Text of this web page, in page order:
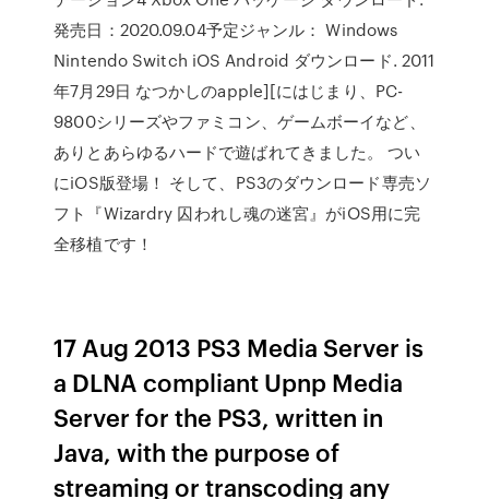
発売日：2020.09.04予定ジャンル： Windows
Nintendo Switch iOS Android ダウンロード. 2011
年7月29日 なつかしのapple][にはじまり、PC-
9800シリーズやファミコン、ゲームボーイなど、
ありとあらゆるハードで遊ばれてきました。 つい
にiOS版登場！ そして、PS3のダウンロード専売ソ
フト『Wizardry 囚われし魂の迷宮』がiOS用に完
全移植です！
17 Aug 2013 PS3 Media Server is
a DLNA compliant Upnp Media
Server for the PS3, written in
Java, with the purpose of
streaming or transcoding any